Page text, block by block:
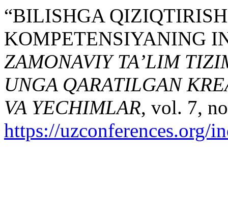
“BILISHGA
KOMPETENSIYANING
ZAMONAVIY TA’LIM
UNGA QARATILGAN
VA YECHIMLAR, vol. 7,
https://uzconferences.org/